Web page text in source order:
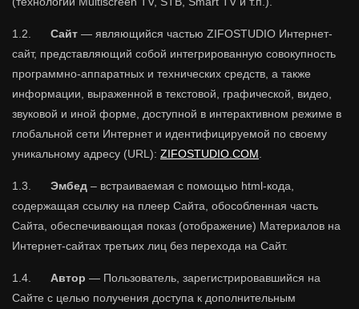
1.2. Сайт — являющийся частью ZIFOSTUDIO Интернет-
сайт, представляющий собой интегрированную совокупность
программно-аппаратных и технических средств, а также
информации, выраженной в текстовой, графической, видео,
звуковой и иной форме, доступной в интерактивном режиме в
глобальной сети Интернет и идентифицируемой по своему
уникальному адресу (URL): ZIFOSTUDIO.COM
1.3. Эмбед – встраиваемая с помощью html-кода,
содержащая ссылку на плеер Сайта, обособленная часть
Сайта, обеспечивающая показ (отображение) Материалов на
Интернет-сайтах третьих лиц без перехода на Сайт.
1.4. Автор — Пользователь, зарегистрировавшийся на
Сайте с целью получения доступа к дополнительным